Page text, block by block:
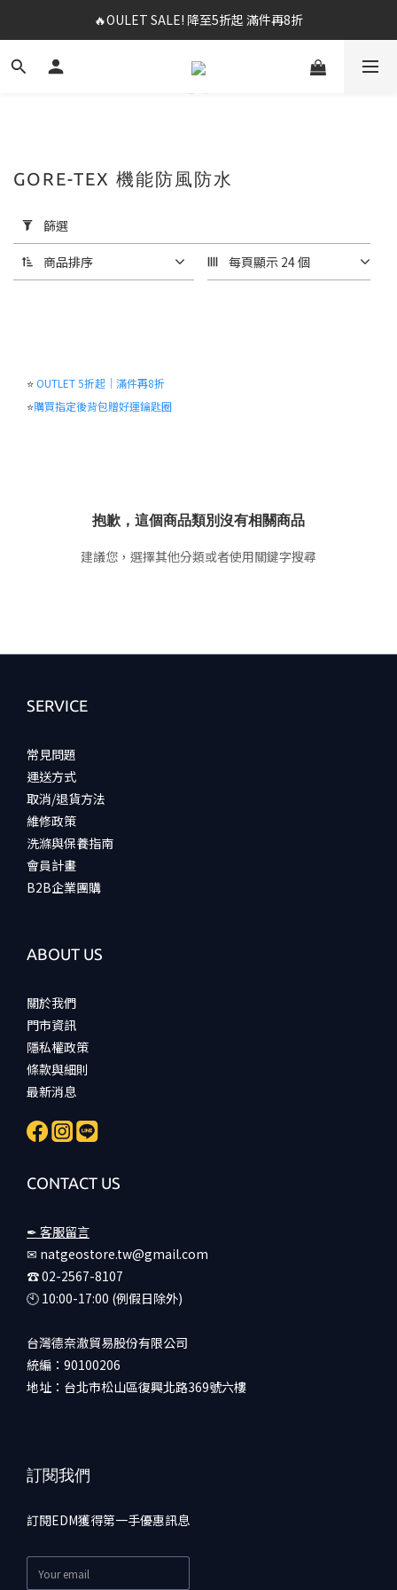
✨春夏新品最低8折起 ！2件再9折
🔥OULET SALE! 降至5折起 滿件再8折
✨購買指定後背包送好運鑰匙圈 (贈完為止)
✨春夏新品最低8折起 ！2件再9折
用
篩
選
(0/20)
M(95)
(21)
XL(105)
(9)
(5)
(5)
105(XL)
(5)
看
更
多
GORE-TEX 機能防風防水
篩選
商品排序 每頁顯示 24 個
⭐OUTLET 5折起｜滿件再8折
⭐購買指定後背包贈好運鑰匙圈
抱歉，這個商品類別沒有相關商品
建議您，選擇其他分類或者使用關鍵字搜尋
SERVICE
常見問題
運送方式
取消/退貨方法
維修政策
洗滌與保養指南
會員計畫
B2B企業團購
ABOUT US
關於我們
門市資訊
隱私權政策
條款與細則
最新消息
CONTACT US
✒ 客服留言
✉ natgeostore.tw@gmail.com
☎︎ 02-2567-8107
🕙︎ 10:00-17:00 (例假日除外)
台灣德奈澈貿易股份有限公司
統編：90100206
地址：台北市松山區復興北路369號六樓
訂閱我們
訂閱EDM獲得第一手優惠訊息